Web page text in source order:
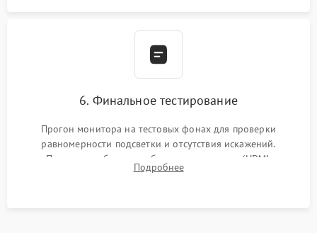
6. Финальное тестирование
Прогон монитора на тестовых фонах для проверки
равномерности подсветки и отсутствия искажений.
Проверка работоспособности всех портов (HDMI,
DisplayPort, VGA) и кнопок управления под нагрузкой в
Подробнее